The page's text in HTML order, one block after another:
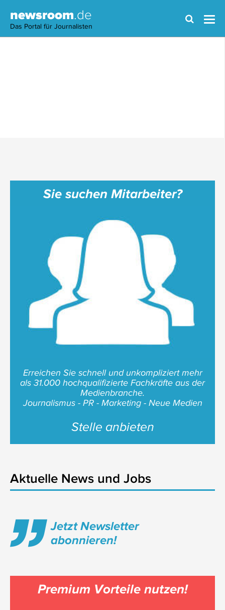
newsroom.de
Das Portal für Journalisten
Sie suchen Mitarbeiter?
Erreichen Sie schnell und unkompliziert mehr
als 31.000 hochqualifizierte Fachkräfte aus der
Medienbranche.
Journalismus - PR - Marketing - Neue Medien
Stelle anbieten
Aktuelle News und Jobs
Jetzt Newsletter
abonnieren!
Premium Vorteile nutzen!